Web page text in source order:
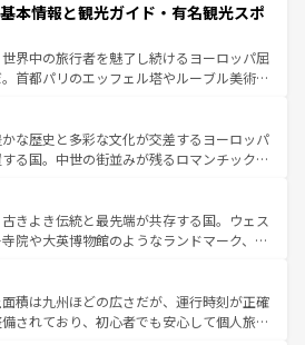
タリアで、忘れられない旅をしてみよう！
タリア情報は
の国では、情熱的なフラメンコ、熱気あふ
て美味しいタパスが生活の一部となってい
ードの洗練された雰囲気や、バルセロナの
街角から、地方では古代ローマ遺跡や中世
って風土や気候が異なるスペインはその個
性で訪れる人を魅了する。 なお、新着のスペイン情報は コ
を参照してほしい。
本情報と観光ガイド・有名観光スポ
界中の旅行者を魅了し続けるヨーロッパ屈
首都パリのエッフェル塔やルーブル美術館
が詰まっている。華麗な宮殿、歴史的な大
ーチ、そして豊かな自然が、訪れる者を心
また、フランスは美食の国としても知ら
ンの発祥地であるランス、プロヴァンスの
ダー畑など、多彩な楽しみ方が可能だ。さ
の地域にも魅力が溢れており、どの街角に
運ぶとそれぞれで全く異なる文化を体験で
きるだろう。 なお、新着のフランス情報はコンテンツ一覧
い。
かな歴史と多彩な文化が交差するヨーロッパ
る国。中世の街並みが残るロマンチック街
は、どこを歩いても飽きることがない。ベ
活気、バイエルン州のアルプスの絶景、そ
いのワイン畑といった風景は必見。ビール
はぜひ体験してほしい。 なお、新着の
コンテンツ一覧を参照してほしい。
きよき伝統と最先端が共存する国。ウェス
院や大英博物館のようなランドマーク、歴
る魅力がある。また、優雅なアフタヌーン
好きにはたまらない英国パブ、サッカー観
からこそできる体験も豊富。イギリスを旅
積は九州ほどの広さだが、運行時刻が正確
されており、初心者でも安心して個人旅行